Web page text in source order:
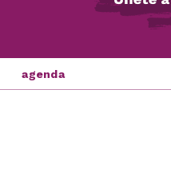
agenda